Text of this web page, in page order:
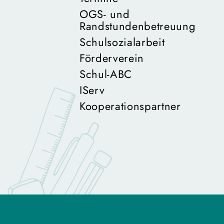
OGS- und
Randstundenbetreuung
Schulsozialarbeit
Förderverein
Schul-ABC
IServ
Kooperationspartner